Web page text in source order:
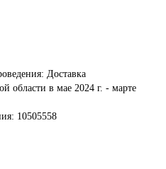
Доставка
области в мае 2024 г. - марте
10505558